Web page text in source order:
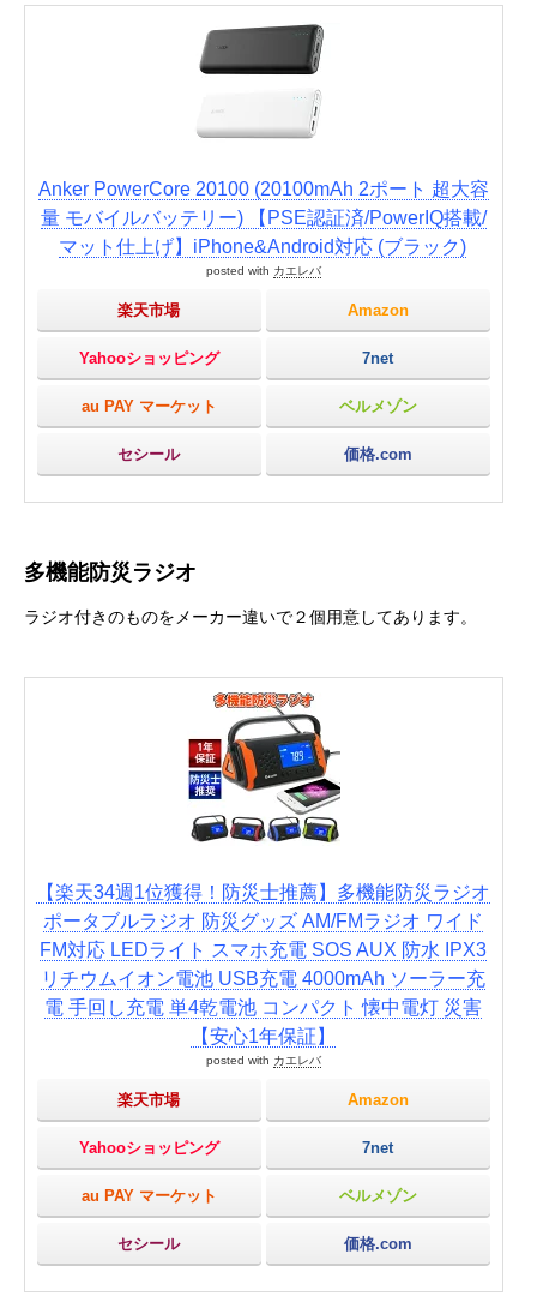
Anker PowerCore 20100 (20100mAh 2ポート 超大容
量 モバイルバッテリー) 【PSE認証済/PowerIQ搭載/
マット仕上げ】iPhone&Android対応 (ブラック)
posted with カエレバ
楽天市場 Amazon
Yahooショッピング 7net
au PAY マーケット ベルメゾン
セシール 価格.com
多機能防災ラジオ
ラジオ付きのものをメーカー違いで２個用意してあります。
【楽天34週1位獲得！防災士推薦】多機能防災ラジオ
ポータブルラジオ 防災グッズ AM/FMラジオ ワイド
FM対応 LEDライト スマホ充電 SOS AUX 防水 IPX3
リチウムイオン電池 USB充電 4000mAh ソーラー充
電 手回し充電 単4乾電池 コンパクト 懐中電灯 災害
【安心1年保証】
posted with カエレバ
楽天市場 Amazon
Yahooショッピング 7net
au PAY マーケット ベルメゾン
セシール 価格.com